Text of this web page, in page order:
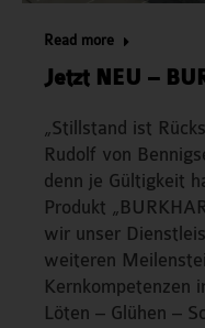
Jetzt NEU –
„Stillstand ist
Rudolf von
denn je Gültigkeit
Produkt
wir unser
weiteren
Kernkompetenzen
Löten – Glühen –
Read more